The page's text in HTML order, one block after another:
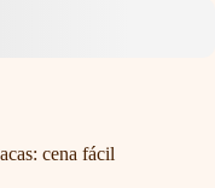
cena fácil